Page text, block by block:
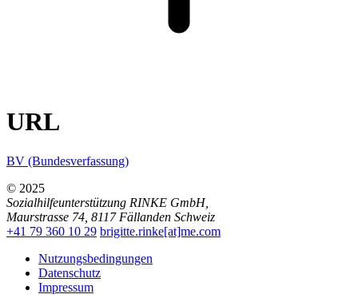
URL
BV (Bundesverfassung)
© 2025
Sozialhilfeunterstützung RINKE GmbH,
Maurstrasse 74 8117 Fällanden Schweiz
+41 79 360 10 29 brigitte.rinke[at]me.com
Nutzungsbedingungen
Datenschutz
Impressum